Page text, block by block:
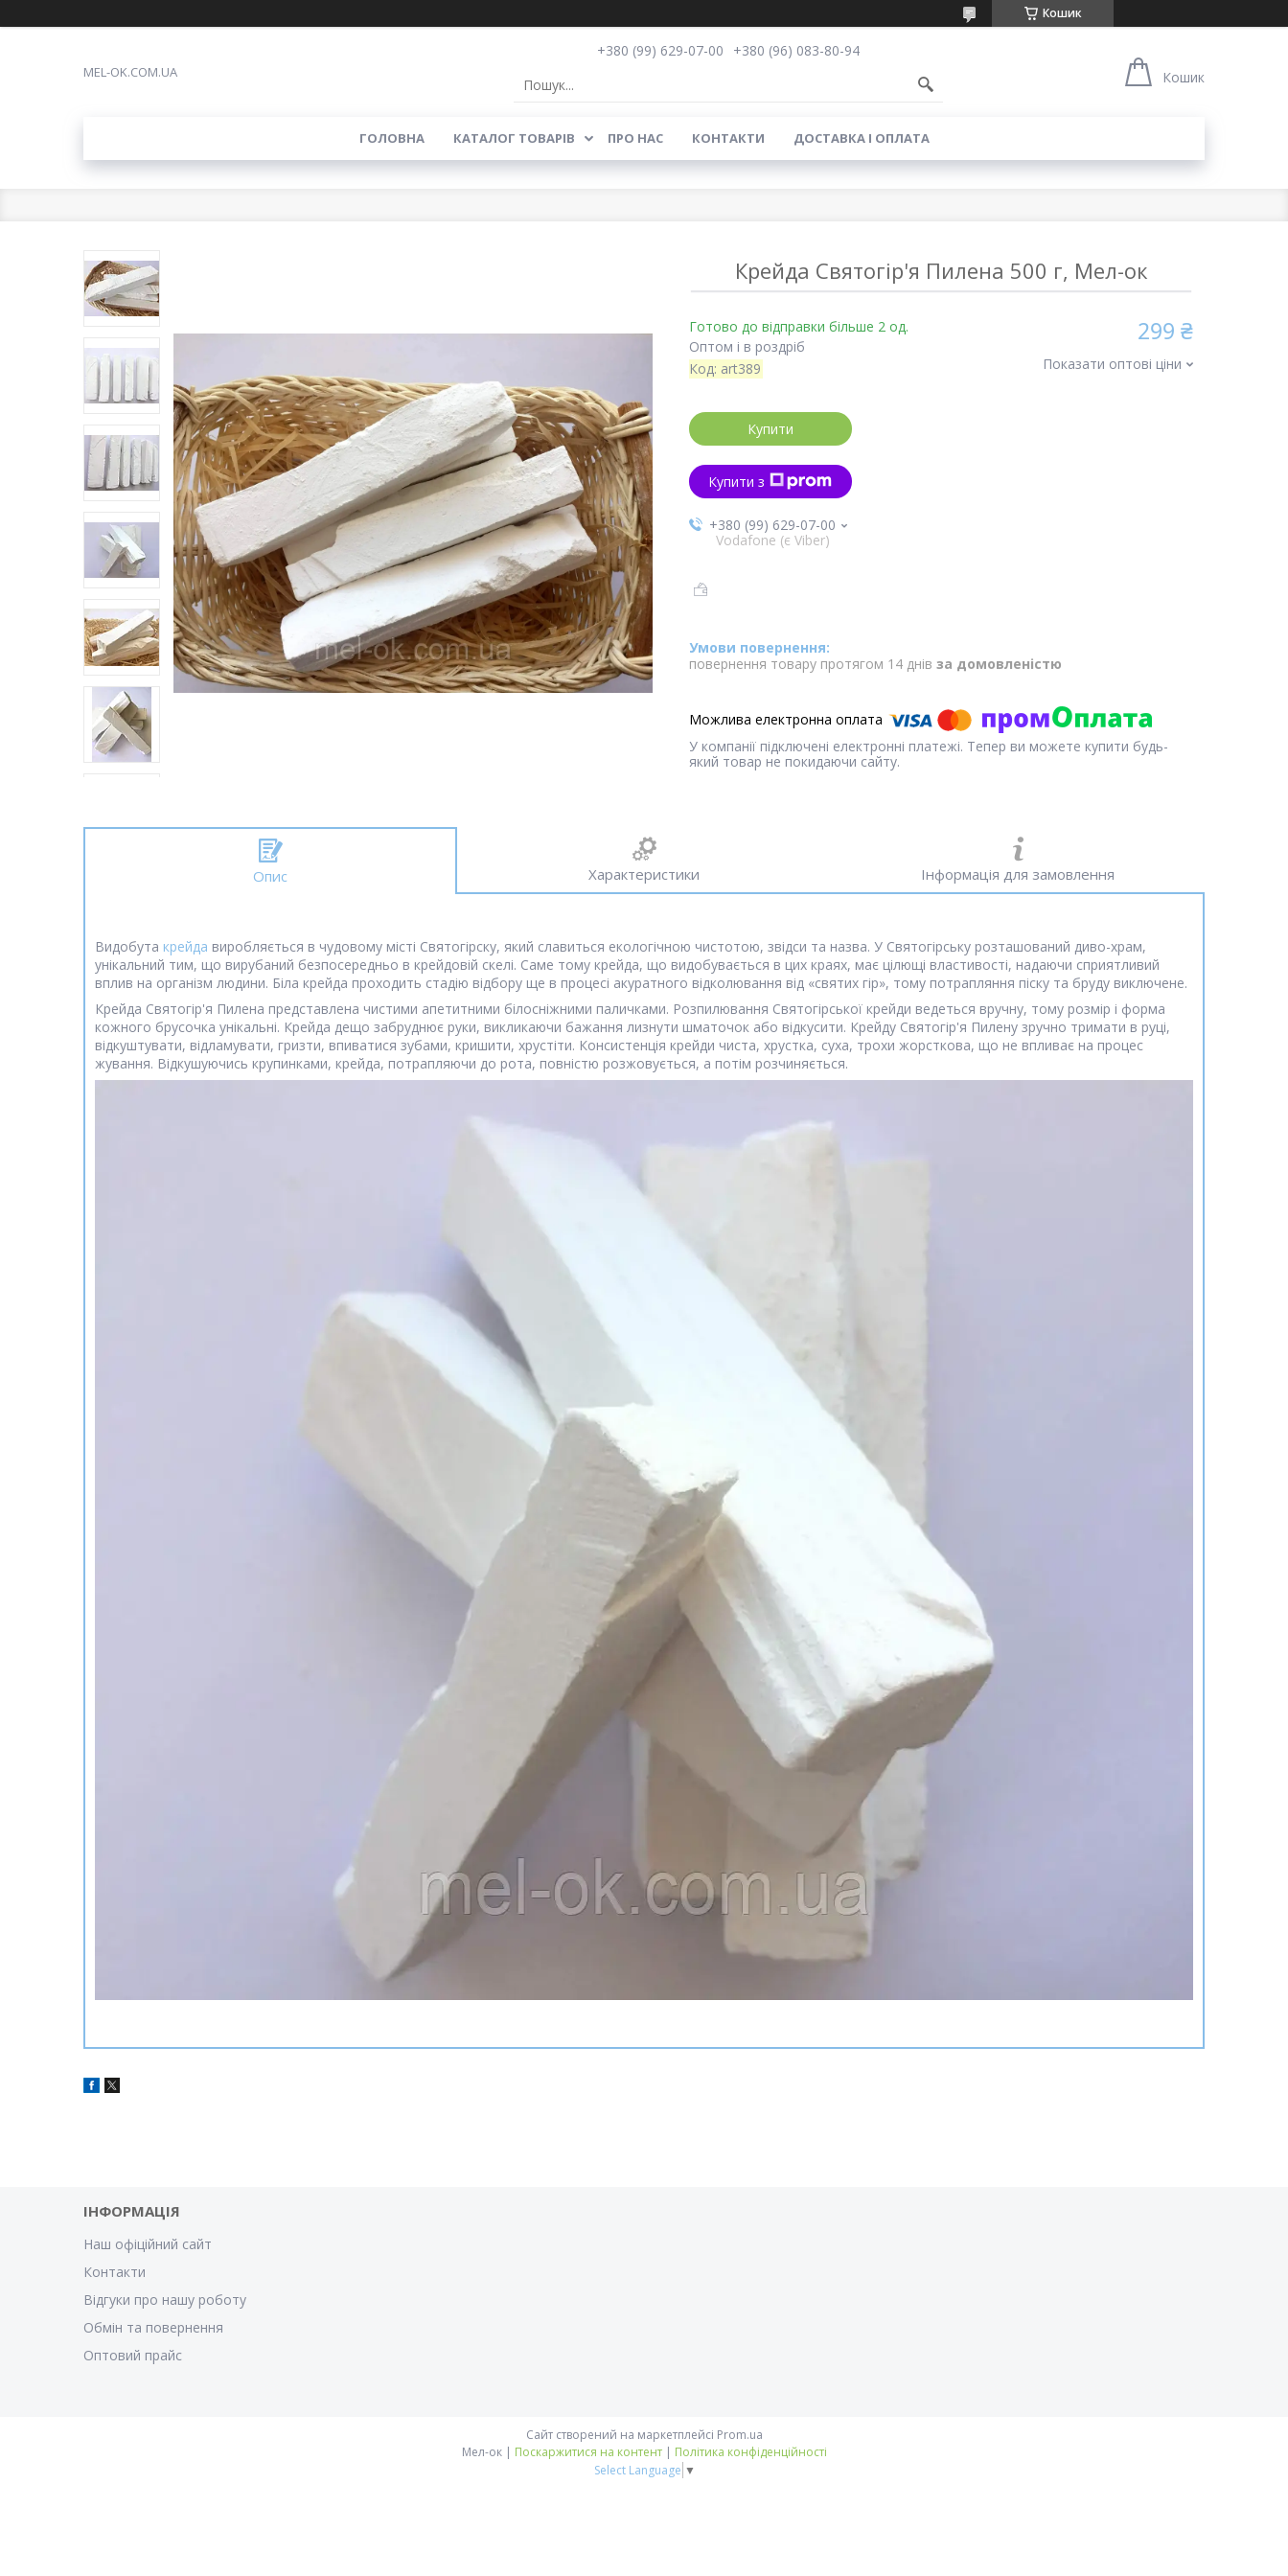
Кошик
MEL-OK.COM.UA
+380 (99) 629-07-00
+380 (96) 083-80-94
Кошик
ГОЛОВНА КАТАЛОГ ТОВАРІВ ПРО НАС КОНТАКТИ ДОСТАВКА І ОПЛАТА
Крейда Святогір'я Пилена 500 г, Мел-ок
Готово до відправки більше 2 од.
Оптом і в роздріб
Код: art389
299 ₴
Показати оптові ціни
Купити
Купити з
+380 (99) 629-07-00
Vodafone (є Viber)
повернення товару протягом 14 днів за домовленістю
У компанії підключені електронні платежі. Тепер ви можете купити будь-
який товар не покидаючи сайту.
Опис Характеристики Інформація для замовлення
Видобута крейда виробляється в чудовому місті Святогірску, який славиться екологічною чистотою, звідси та назва. У Святогірську розташований диво-храм,
унікальний тим, що вирубаний безпосередньо в крейдовій скелі. Саме тому крейда, що видобувається в цих краях, має цілющі властивості, надаючи сприятливий
вплив на організм людини. Біла крейда проходить стадію відбору ще в процесі акуратного відколювання від «святих гір», тому потрапляння піску та бруду виключене.
Крейда Святогір'я Пилена представлена чистими апетитними білосніжними паличками. Розпилювання Святогірської крейди ведеться вручну, тому розмір і форма
кожного брусочка унікальні. Крейда дещо забруднює руки, викликаючи бажання лизнути шматочок або відкусити. Крейду Святогір'я Пилену зручно тримати в руці,
відкуштувати, відламувати, гризти, впиватися зубами, кришити, хрустіти. Консистенція крейди чиста, хрустка, суха, трохи жорсткова, що не впливає на процес
жування. Відкушуючись крупинками, крейда, потрапляючи до рота, повністю розжовується, а потім розчиняється.
ІНФОРМАЦІЯ
Наш офіційний сайт
Контакти
Відгуки про нашу роботу
Обмін та повернення
Оптовий прайс
Сайт створений на маркетплейсі Prom.ua
Мел-ок | Поскаржитися на контент | Політика конфіденційності
Select Language ▼